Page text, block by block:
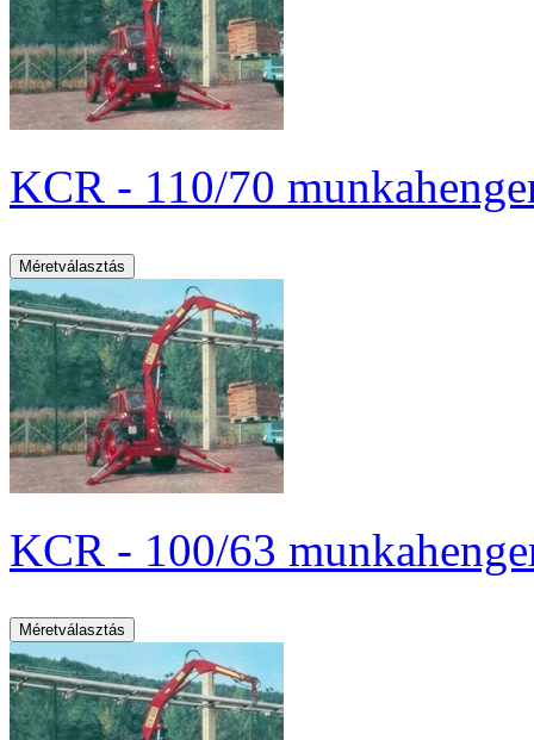
KCR - 110/70
KCR - 100/63